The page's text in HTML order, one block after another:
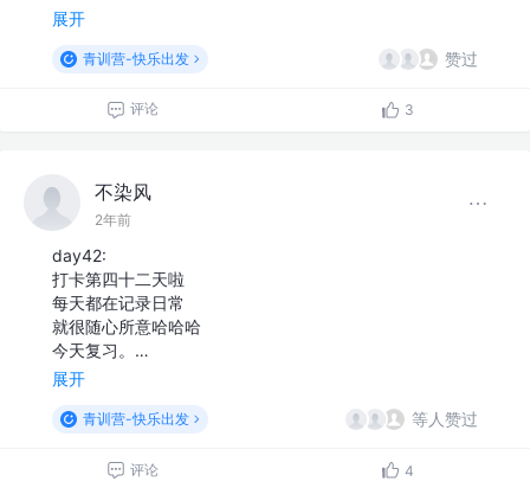
展开
青训营-快乐出发 赞过
评论 3
不染风
2年前
day42:
打卡第四十二天啦
每天都在记录日常
就很随心所意哈哈哈
今天复习。…
展开
青训营-快乐出发 等人赞过
评论 4